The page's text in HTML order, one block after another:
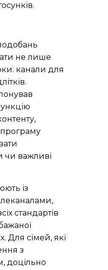
не лише
канали для
чи важливі
із
стандартів
Для сімей, які
з
доцільно